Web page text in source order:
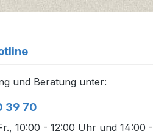
und Beratung unter:
39 70
10:00 - 12:00 Uhr und 14:00 -